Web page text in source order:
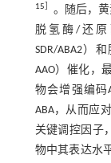
15
。随后，
脱氢酶/还原酶
SDR/ABA2）
AAO）催化，
物会增强编码
ABA，从而应
关键调控因子
物中其表达水